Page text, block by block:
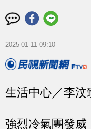
2025-01-11 09:10
生活中心／李汶
強烈冷氣團發威